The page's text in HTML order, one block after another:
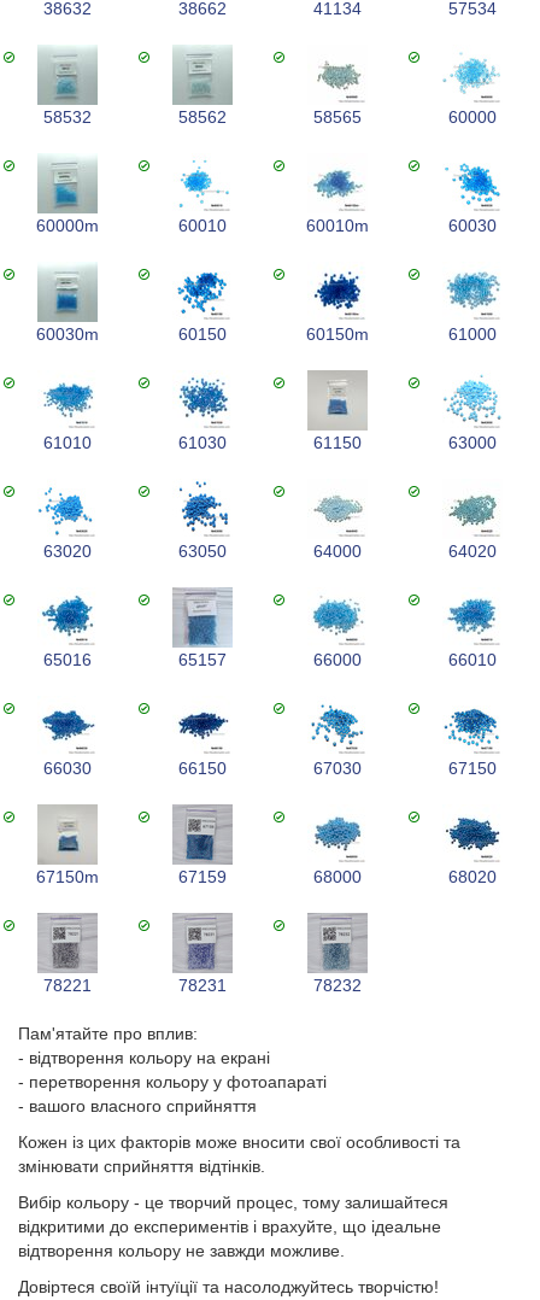
38632 38662 41134 57534
58532 58562 58565 60000
60000m 60010 60010m 60030
60030m 60150 60150m 61000
61010 61030 61150 63000
63020 63050 64000 64020
65016 65157 66000 66010
66030 66150 67030 67150
67150m 67159 68000 68020
78221 78231 78232
Пам'ятайте про вплив:
- відтворення кольору на екрані
- перетворення кольору у фотоапараті
- вашого власного сприйняття
Кожен із цих факторів може вносити свої особливості та
змінювати сприйняття відтінків.
Вибір кольору - це творчий процес, тому залишайтеся
відкритими до експериментів і врахуйте, що ідеальне
відтворення кольору не завжди можливе.
Довіртеся своїй інтуїції та насолоджуйтесь творчістю!